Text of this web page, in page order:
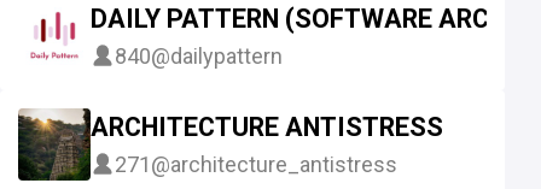
DAILY PATTERN (SOFTWARE
840@dailypattern
ARCHITECTURE ANTISTRESS
271@architecture_antistress